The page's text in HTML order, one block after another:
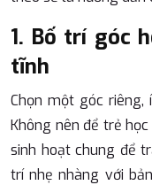
1. Bố trí góc
tĩnh
Chọn một góc
Không nên để trẻ
sinh hoạt chung để
trí nhẹ nhàng với